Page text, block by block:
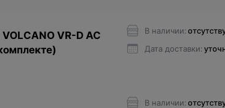
VR-D AC
В наличии:
Дата доставки:
В наличии: